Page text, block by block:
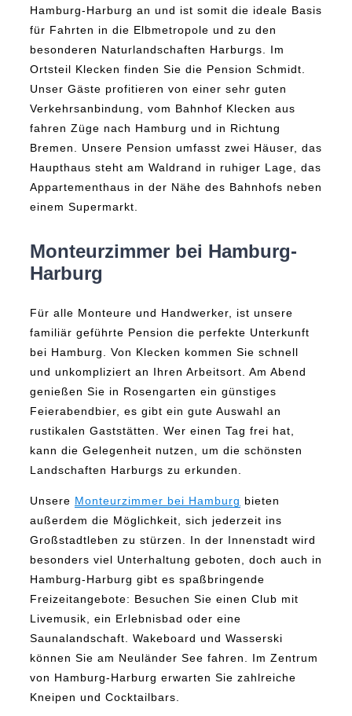
Hamburg-Harburg an und ist somit die ideale Basis
für Fahrten in die Elbmetropole und zu den
besonderen Naturlandschaften Harburgs. Im
Ortsteil Klecken finden Sie die Pension Schmidt.
Unser Gäste profitieren von einer sehr guten
Verkehrsanbindung, vom Bahnhof Klecken aus
fahren Züge nach Hamburg und in Richtung
Bremen. Unsere Pension umfasst zwei Häuser, das
Haupthaus steht am Waldrand in ruhiger Lage, das
Appartementhaus in der Nähe des Bahnhofs neben
einem Supermarkt.
Monteurzimmer bei Hamburg-
Harburg
Für alle Monteure und Handwerker, ist unsere
familiär geführte Pension die perfekte Unterkunft
bei Hamburg. Von Klecken kommen Sie schnell
und unkompliziert an Ihren Arbeitsort. Am Abend
genießen Sie in Rosengarten ein günstiges
Feierabendbier, es gibt ein gute Auswahl an
rustikalen Gaststätten. Wer einen Tag frei hat,
kann die Gelegenheit nutzen, um die schönsten
Landschaften Harburgs zu erkunden.
Unsere Monteurzimmer bei Hamburg bieten
außerdem die Möglichkeit, sich jederzeit ins
Großstadtleben zu stürzen. In der Innenstadt wird
besonders viel Unterhaltung geboten, doch auch in
Hamburg-Harburg gibt es spaßbringende
Freizeitangebote: Besuchen Sie einen Club mit
Livemusik, ein Erlebnisbad oder eine
Saunalandschaft. Wakeboard und Wasserski
können Sie am Neuländer See fahren. Im Zentrum
von Hamburg-Harburg erwarten Sie zahlreiche
Kneipen und Cocktailbars.